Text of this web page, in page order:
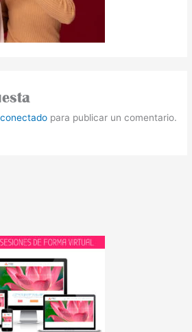
conectado para publicar un comentario.